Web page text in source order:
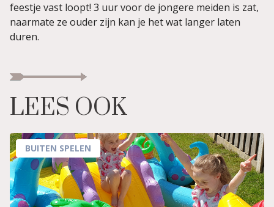
feestje vast loopt! 3 uur voor de jongere meiden is zat,
naarmate ze ouder zijn kan je het wat langer laten
duren.
LEES OOK
BUITEN SPELEN